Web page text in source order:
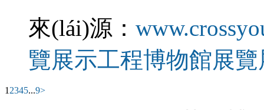
來(lái)源：
覽展示工程博物館展
1 2345...9>